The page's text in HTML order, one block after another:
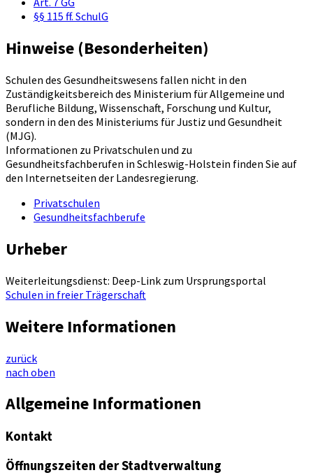
§§ 115 ff. SchulG
Hinweise (Besonderheiten)
Schulen des Gesundheitswesens fallen nicht in den
Zuständigkeitsbereich des Ministerium für Allgemeine und
Berufliche Bildung, Wissenschaft, Forschung und Kultur,
sondern in den des Ministeriums für Justiz und Gesundheit
(MJG).
Informationen zu Privatschulen und zu
Gesundheitsfachberufen in Schleswig-Holstein finden Sie auf
den Internetseiten der Landesregierung.
Privatschulen
Gesundheitsfachberufe
Urheber
Weiterleitungsdienst: Deep-Link zum Ursprungsportal
Schulen in freier Trägerschaft
Weitere Informationen
zurück
nach oben
Allgemeine Informationen
Kontakt
Öffnungszeiten der Stadtverwaltung